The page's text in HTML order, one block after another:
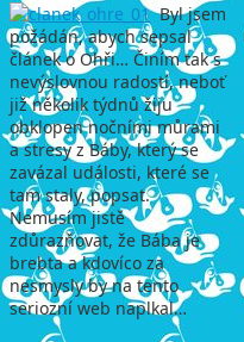
Byl jsem
požádán, abych sepsal
článek o Ohři… Činím tak s
nevýslovnou radostí, neboť
již několik týdnů žiju
obklopen nočními můrami
a stresy z Báby, který se
zavázal události, které se
tam staly, popsat.
Nemusím jistě
zdůrazňovat, že Bába je
brebta a kdovíco za
nesmysly by na tento
seriozní web naplkal…